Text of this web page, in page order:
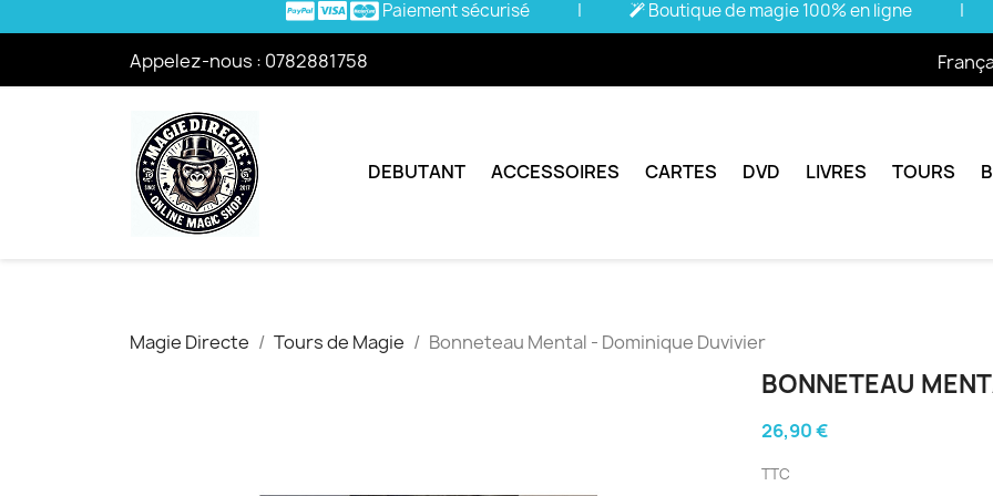
Paiement sécurisé | Boutique de magie 100% en ligne |
Appelez-nous : 0782881758
DEBUTANT ACCESSOIRES CARTES DVD LIVRES TOURS
Magie Directe Tours de Magie Bonneteau Mental - Dominique Duvivier
BONNETEAU
26,90 €
TTC